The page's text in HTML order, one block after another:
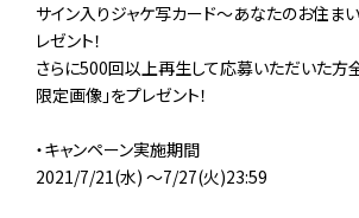
サイン入りジャケ写カード～あなたのお住ま
レゼント！
さらに500回以上再生して応募いただいた方
限定画像」をプレゼント！
・キャンペーン実施期間
2021/7/21(水) ～7/27(火)23:59